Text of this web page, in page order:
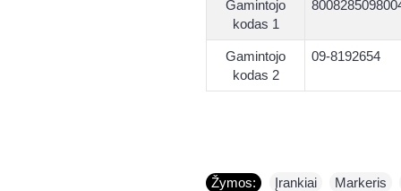
Gamintojo
kodas 1
Gamintojo
kodas 2
09-8192654
Žymos: Įrankiai Markeris